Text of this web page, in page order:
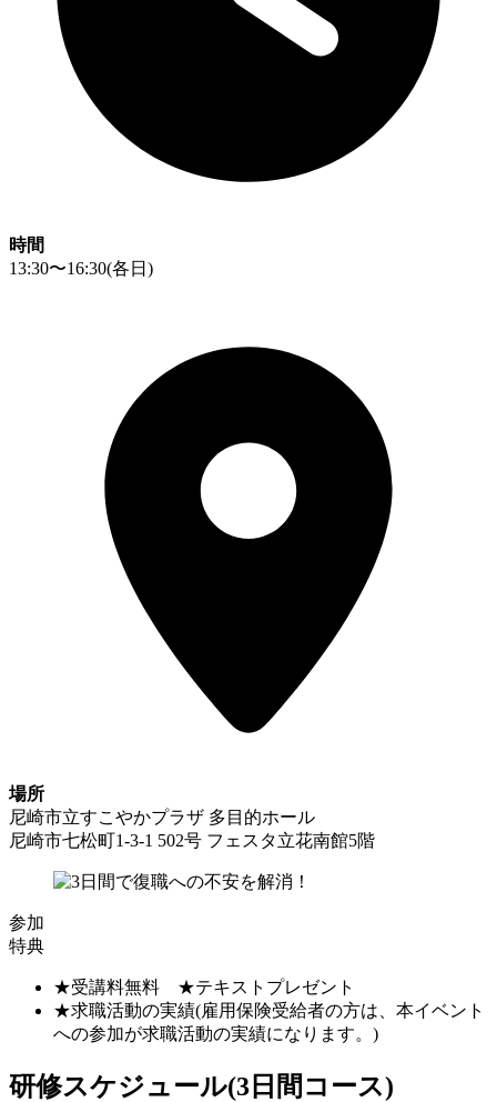
時間
13:30〜16:30(各日)
場所
尼崎市立すこやかプラザ 多目的ホール
尼崎市七松町1-3-1 502号 フェスタ立花南館5階
参加
特典
★受講料無料 ★テキストプレゼント
★求職活動の実績(雇用保険受給者の方は、本イベント
への参加が求職活動の実績になります。)
研修スケジュール(3日間コース)